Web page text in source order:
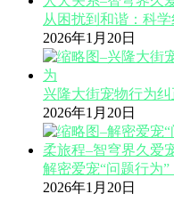
从困扰到和谐：科
2026年1月20日
兴隆大街宠物行为
2026年1月20日
解密爱宠“问题行为
2026年1月20日